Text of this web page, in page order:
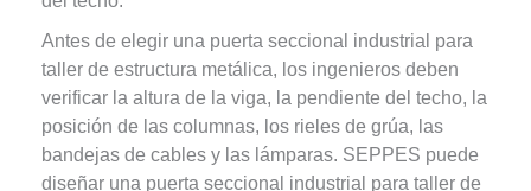
Antes de elegir una puerta seccional industrial para
taller de estructura metálica, los ingenieros deben
verificar la altura de la viga, la pendiente del techo, la
posición de las columnas, los rieles de grúa, las
bandejas de cables y las lámparas. SEPPES puede
diseñar una puerta seccional industrial para taller de